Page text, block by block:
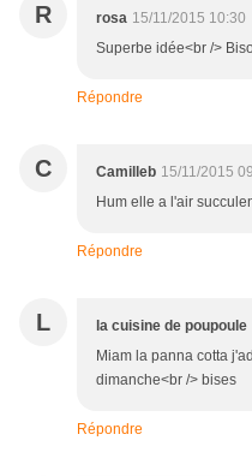
R rosa 15/11/2015 10:30
Superbe idée<br />
Répondre
C Camilleb 15/11/2015
Hum elle a l'air
Répondre
L la cuisine de poupoule
Miam la panna cotta
dimanche<br /> bises
Répondre